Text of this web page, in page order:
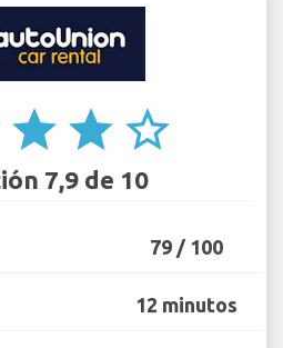
star star star_border
7,9 de 10
79 / 100
12 minutos